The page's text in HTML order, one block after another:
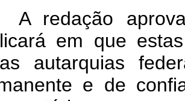
em que
autarquias
e de